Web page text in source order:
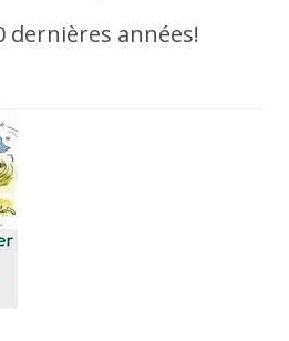
dernières années!